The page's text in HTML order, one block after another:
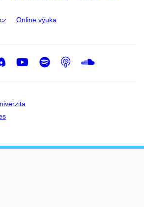
Online výuka
DiscordYoutube
Spotify
Podcast